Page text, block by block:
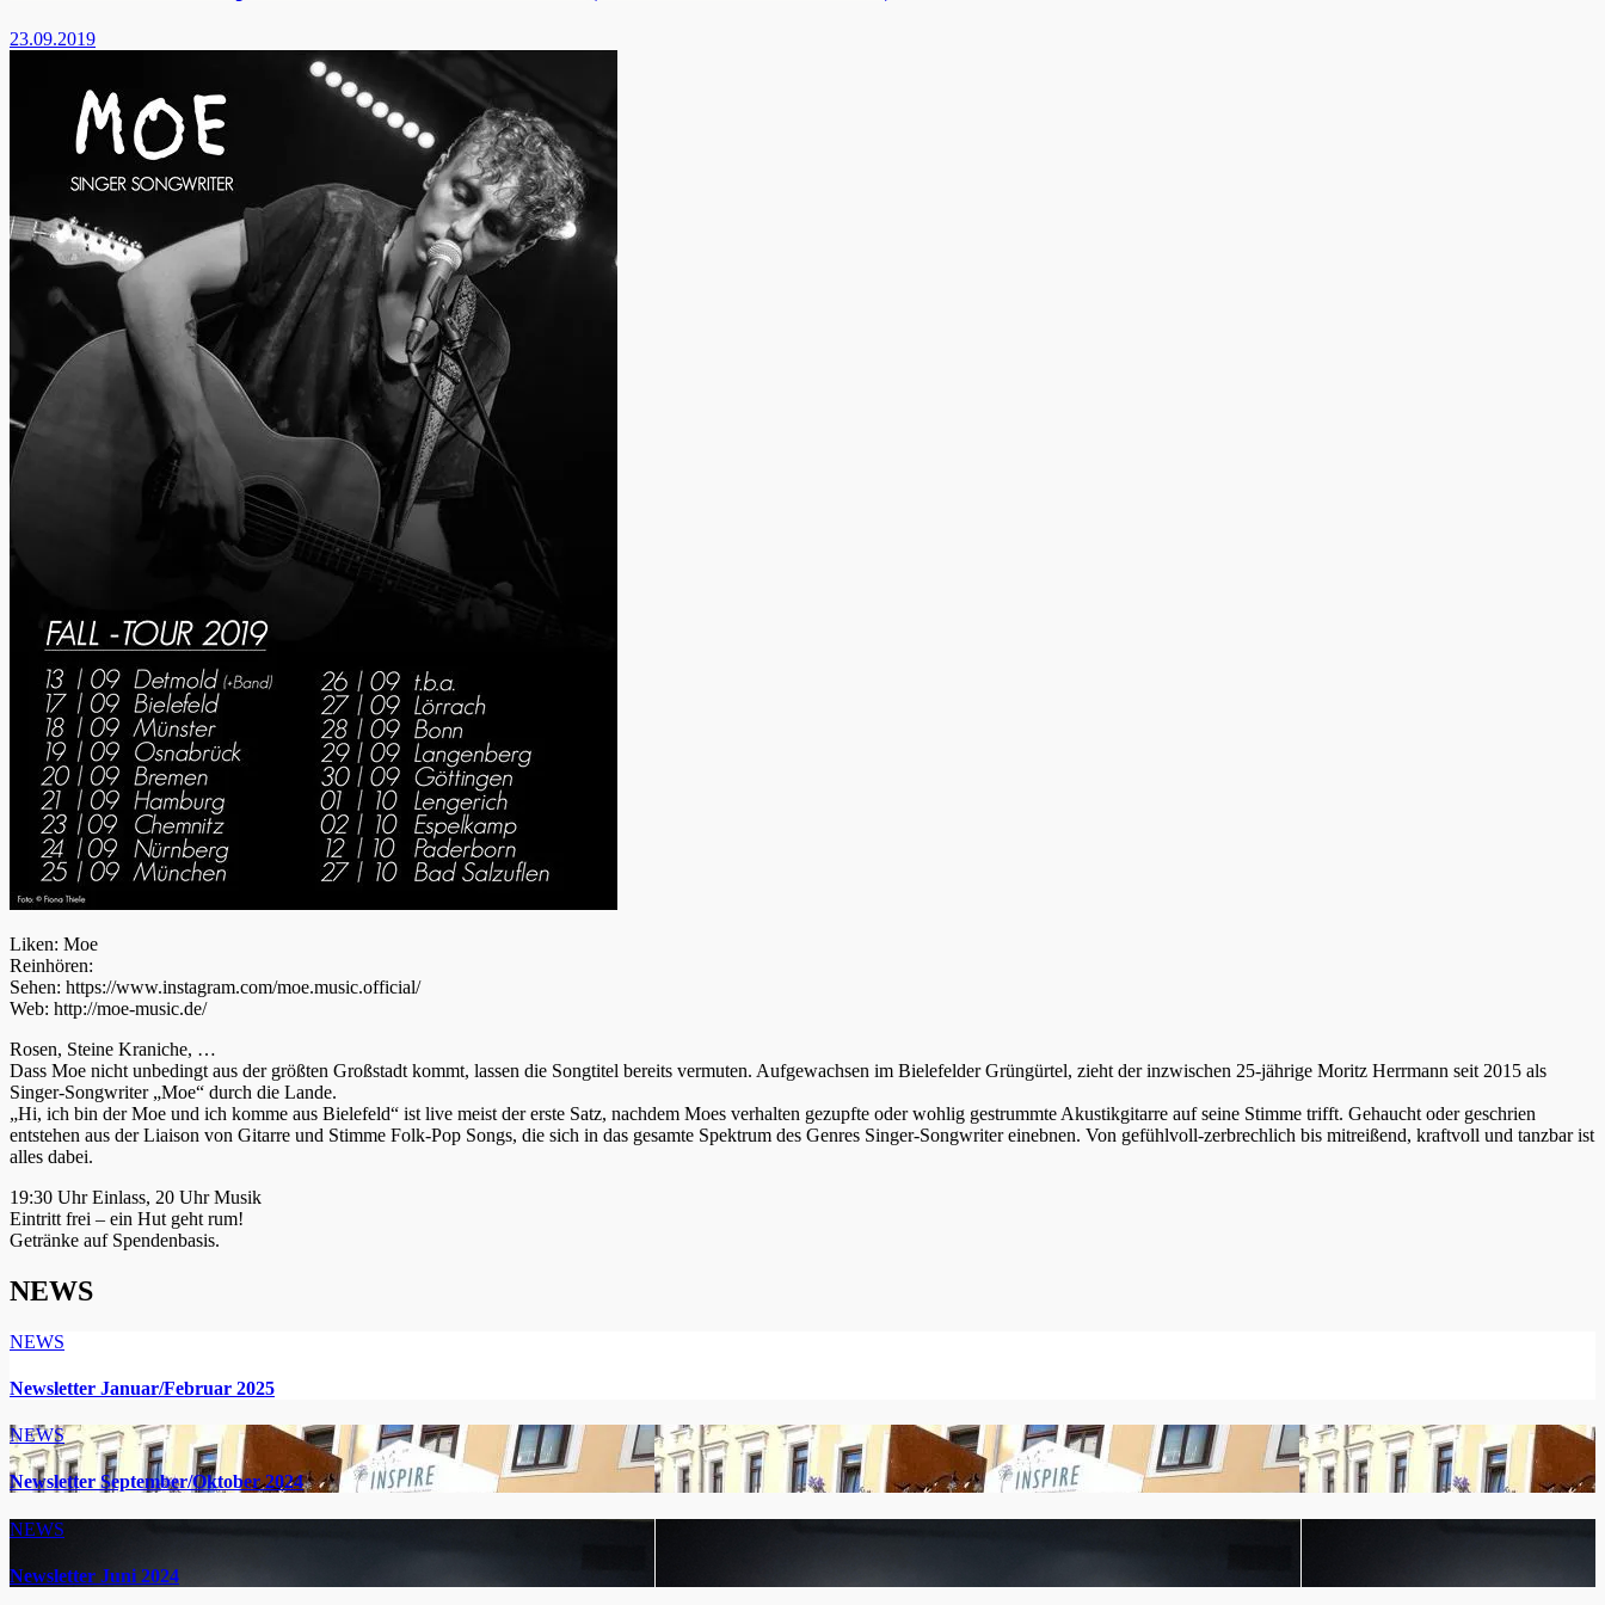
23.09.2019
Liken: Moe
Reinhören:
Sehen: https://www.instagram.com/moe.music.official/
Web: http://moe-music.de/
Rosen, Steine Kraniche, …
Dass Moe nicht unbedingt aus der größten Großstadt kommt, lassen die Songtitel bereits vermuten. Aufgewachsen im Bielefelder Grüngürtel, zieht der inzwischen 25-jährige Moritz Herrmann seit 2015 als
Singer-Songwriter „Moe“ durch die Lande.
„Hi, ich bin der Moe und ich komme aus Bielefeld“ ist live meist der erste Satz, nachdem Moes verhalten gezupfte oder wohlig gestrummte Akustikgitarre auf seine Stimme trifft. Gehaucht oder geschrien
entstehen aus der Liaison von Gitarre und Stimme Folk-Pop Songs, die sich in das gesamte Spektrum des Genres Singer-Songwriter einebnen. Von gefühlvoll-zerbrechlich bis mitreißend, kraftvoll und tanzbar ist
alles dabei.
19:30 Uhr Einlass, 20 Uhr Musik
Eintritt frei – ein Hut geht rum!
Getränke auf Spendenbasis.
NEWS
NEWS
Newsletter Januar/Februar 2025
NEWS
Newsletter September/Oktober 2024
NEWS
Newsletter Juni 2024